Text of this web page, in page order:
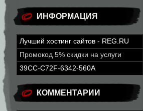
ИНФОРМАЦИЯ
Лучший хостинг сайтов - REG.RU
Промокод 5% скидки на услуги
39CC-C72F-6342-560A
КОММЕНТАРИИ